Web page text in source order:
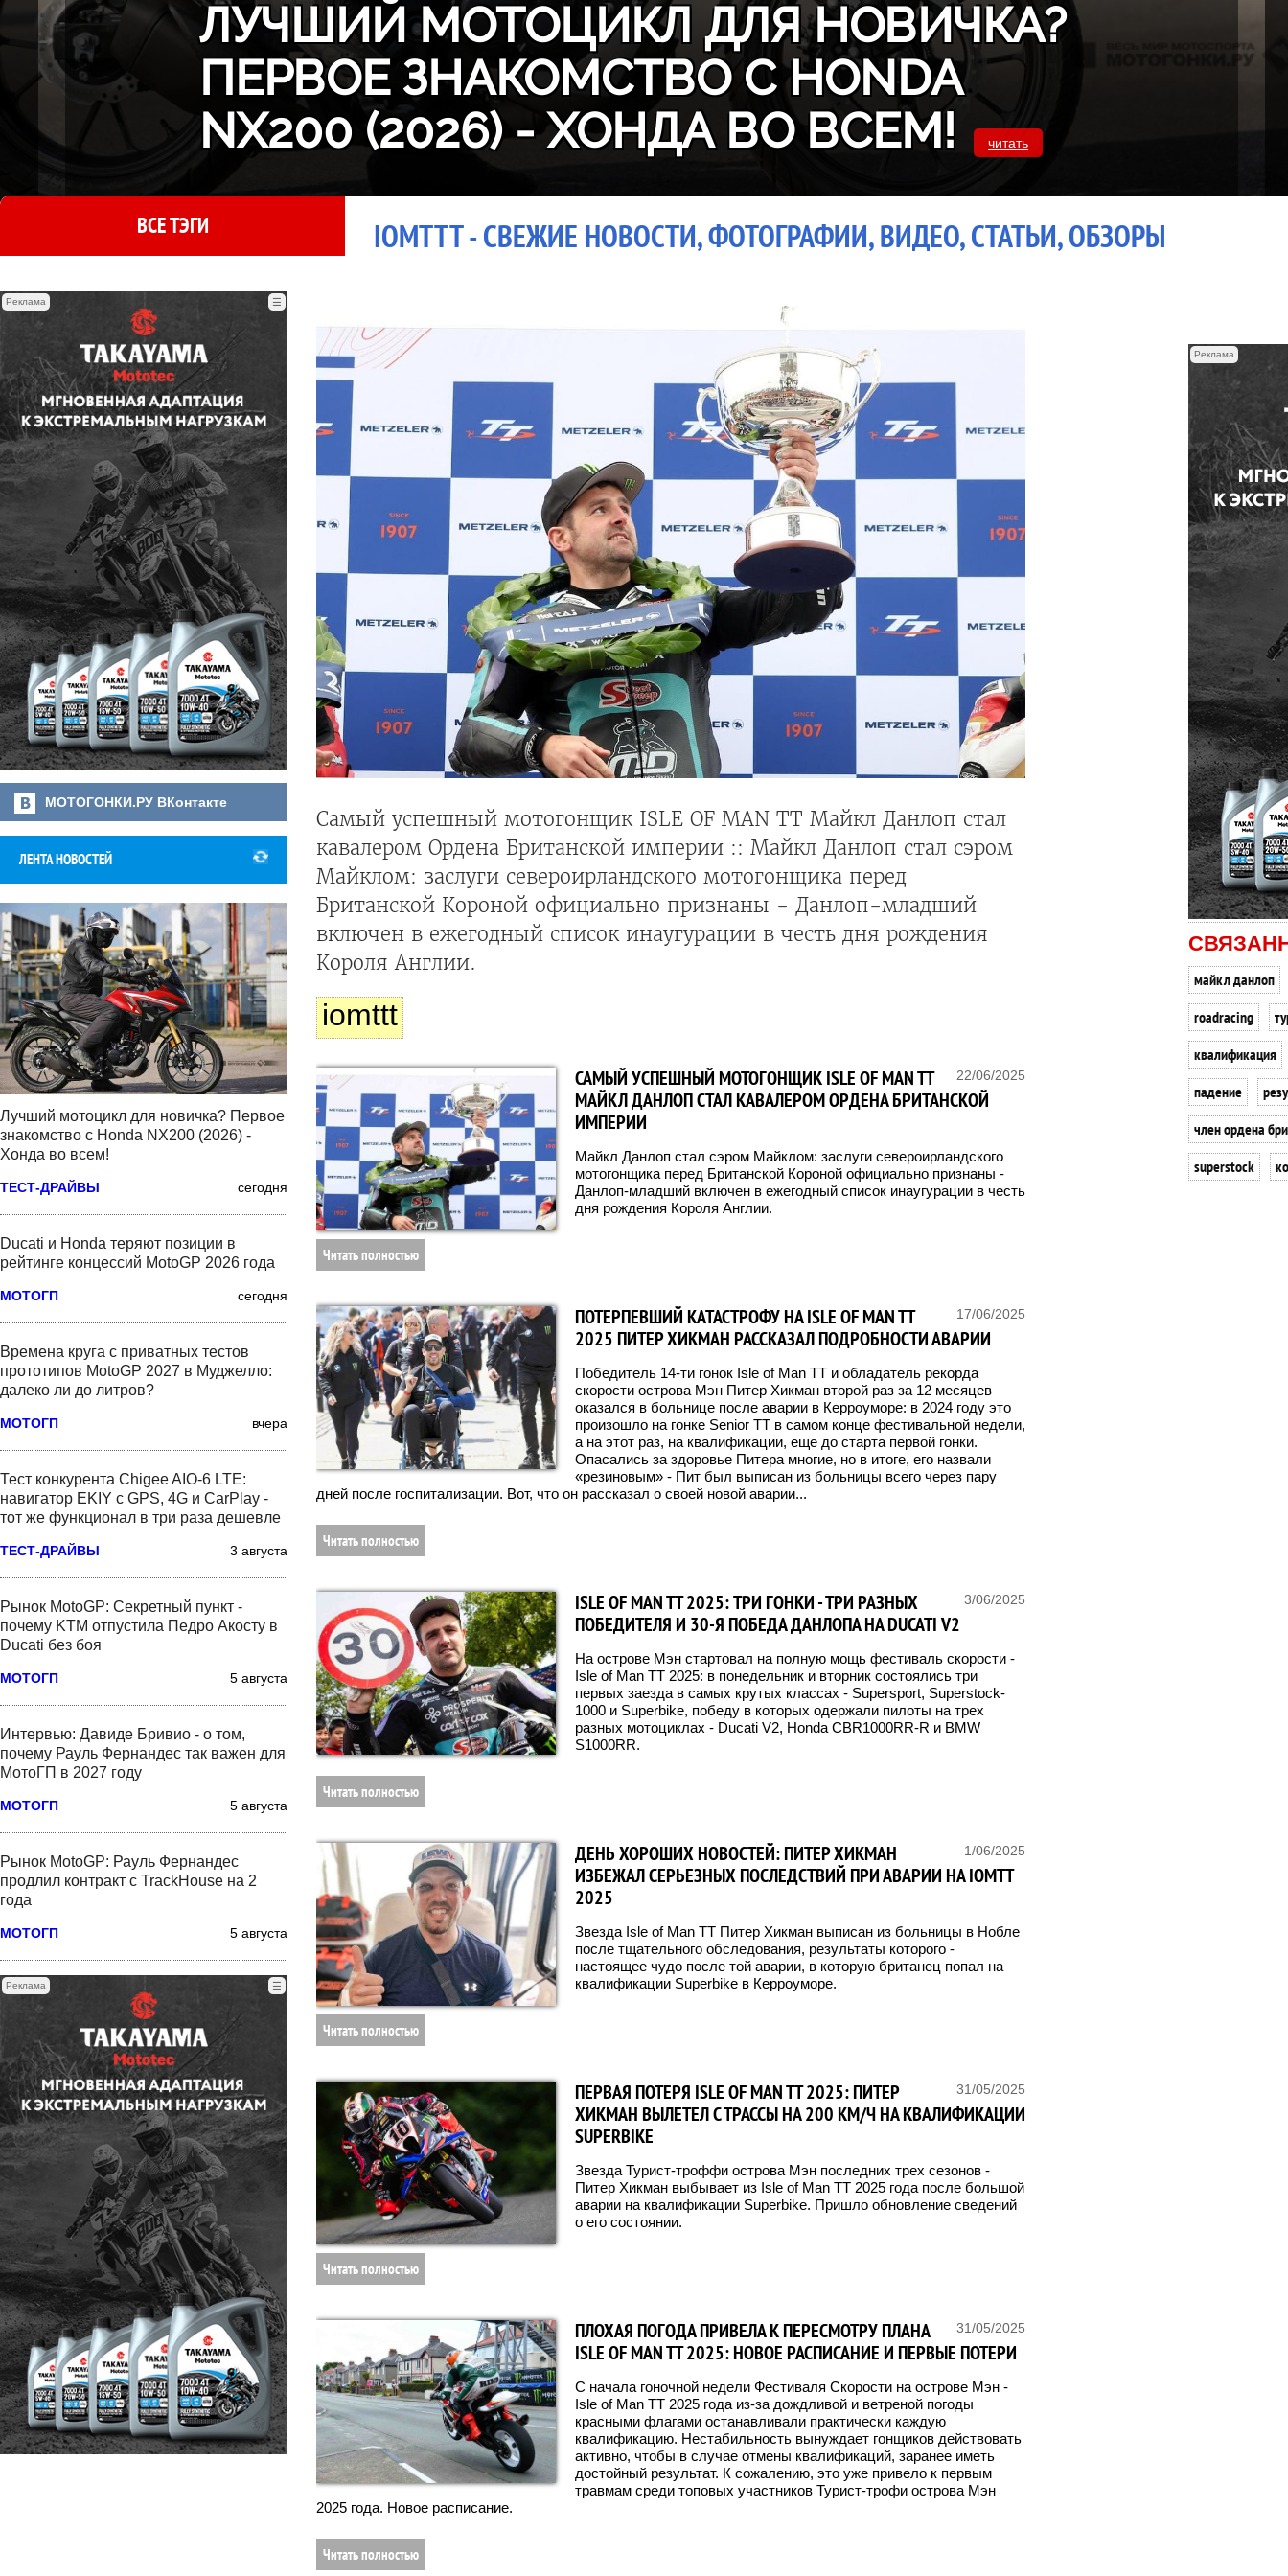
ЛУЧШИЙ МОТОЦИКЛ ДЛЯ НОВИЧКА?
ПЕРВОЕ ЗНАКОМСТВО С HONDA
NX200 (2026) - ХОНДА ВО ВСЕМ!
читать
ВСЕ ТЭГИ IOMTTT - СВЕЖИЕ НОВОСТИ, ФОТОГРАФИИ, ВИДЕО, СТАТЬИ, ОБЗОРЫ
Реклама ☰
МОТОГОНКИ.РУ ВКонтакте
ЛЕНТА НОВОСТЕЙ
Лучший мотоцикл для новичка? Первое
знакомство с Honda NX200 (2026) -
Хонда во всем!
ТЕСТ-ДРАЙВЫ сегодня
Ducati и Honda теряют позиции в
рейтинге концессий MotoGP 2026 года
МОТОГП сегодня
Времена круга с приватных тестов
прототипов MotoGP 2027 в Муджелло:
далеко ли до литров?
МОТОГП вчера
Тест конкурента Chigee AIO-6 LTE:
навигатор EKIY с GPS, 4G и CarPlay -
тот же функционал в три раза дешевле
ТЕСТ-ДРАЙВЫ 3 августа
Рынок MotoGP: Секретный пункт -
почему KTM отпустила Педро Акосту в
Ducati без боя
МОТОГП 5 августа
Интервью: Давиде Бривио - о том,
почему Рауль Фернандес так важен для
МотоГП в 2027 году
МОТОГП 5 августа
Рынок MotoGP: Рауль Фернандес
продлил контракт с TrackHouse на 2
года
МОТОГП 5 августа
Реклама ☰
Самый успешный мотогонщик ISLE OF MAN TT Майкл Данлоп стал
кавалером Ордена Британской империи :: Майкл Данлоп стал сэром
Майклом: заслуги североирландского мотогонщика перед
Британской Короной официально признаны - Данлоп-младший
включен в ежегодный список инаугурации в честь дня рождения
Короля Англии.
iomttt
22/06/2025
САМЫЙ УСПЕШНЫЙ МОТОГОНЩИК ISLE OF MAN TT
МАЙКЛ ДАНЛОП СТАЛ КАВАЛЕРОМ ОРДЕНА БРИТАНСКОЙ
ИМПЕРИИ
Майкл Данлоп стал сэром Майклом: заслуги североирландского
мотогонщика перед Британской Короной официально признаны -
Данлоп-младший включен в ежегодный список инаугурации в честь
дня рождения Короля Англии.
Читать полностью
17/06/2025
ПОТЕРПЕВШИЙ КАТАСТРОФУ НА ISLE OF MAN TT
2025 ПИТЕР ХИКМАН РАССКАЗАЛ ПОДРОБНОСТИ АВАРИИ
Победитель 14-ти гонок Isle of Man TT и обладатель рекорда
скорости острова Мэн Питер Хикман второй раз за 12 месяцев
оказался в больнице после аварии в Керроуморе: в 2024 году это
произошло на гонке Senior TT в самом конце фестивальной недели,
а на этот раз, на квалификации, еще до старта первой гонки.
Опасались за здоровье Питера многие, но в итоге, его назвали
«резиновым» - Пит был выписан из больницы всего через пару
дней после госпитализации. Вот, что он рассказал о своей новой аварии...
Читать полностью
3/06/2025
ISLE OF MAN TT 2025: ТРИ ГОНКИ - ТРИ РАЗНЫХ
ПОБЕДИТЕЛЯ И 30-Я ПОБЕДА ДАНЛОПА НА DUCATI V2
На острове Мэн стартовал на полную мощь фестиваль скорости -
Isle of Man TT 2025: в понедельник и вторник состоялись три
первых заезда в самых крутых классах - Supersport, Superstock-
1000 и Superbike, победу в которых одержали пилоты на трех
разных мотоциклах - Ducati V2, Honda CBR1000RR-R и BMW
S1000RR.
Читать полностью
1/06/2025
ДЕНЬ ХОРОШИХ НОВОСТЕЙ: ПИТЕР ХИКМАН
ИЗБЕЖАЛ СЕРЬЕЗНЫХ ПОСЛЕДСТВИЙ ПРИ АВАРИИ НА IOMTT
2025
Звезда Isle of Man TT Питер Хикман выписан из больницы в Нобле
после тщательного обследования, результаты которого -
настоящее чудо после той аварии, в которую британец попал на
квалификации Superbike в Керроуморе.
Читать полностью
31/05/2025
ПЕРВАЯ ПОТЕРЯ ISLE OF MAN TT 2025: ПИТЕР
ХИКМАН ВЫЛЕТЕЛ С ТРАССЫ НА 200 КМ/Ч НА КВАЛИФИКАЦИИ
SUPERBIKE
Звезда Турист-троффи острова Мэн последних трех сезонов -
Питер Хикман выбывает из Isle of Man TT 2025 года после большой
аварии на квалификации Superbike. Пришло обновление сведений
о его состоянии.
Читать полностью
31/05/2025
ПЛОХАЯ ПОГОДА ПРИВЕЛА К ПЕРЕСМОТРУ ПЛАНА
ISLE OF MAN TT 2025: НОВОЕ РАСПИСАНИЕ И ПЕРВЫЕ ПОТЕРИ
С начала гоночной недели Фестиваля Скорости на острове Мэн -
Isle of Man TT 2025 года из-за дождливой и ветреной погоды
красными флагами останавливали практически каждую
квалификацию. Нестабильность вынуждает гонщиков действовать
активно, чтобы в случае отмены квалификаций, заранее иметь
достойный результат. К сожалению, это уже привело к первым
травмам среди топовых участников Турист-трофи острова Мэн
2025 года. Новое расписание.
Читать полностью
Реклама
майкл данлоп
roadracing
квалификация
падение
член ордена
superstock